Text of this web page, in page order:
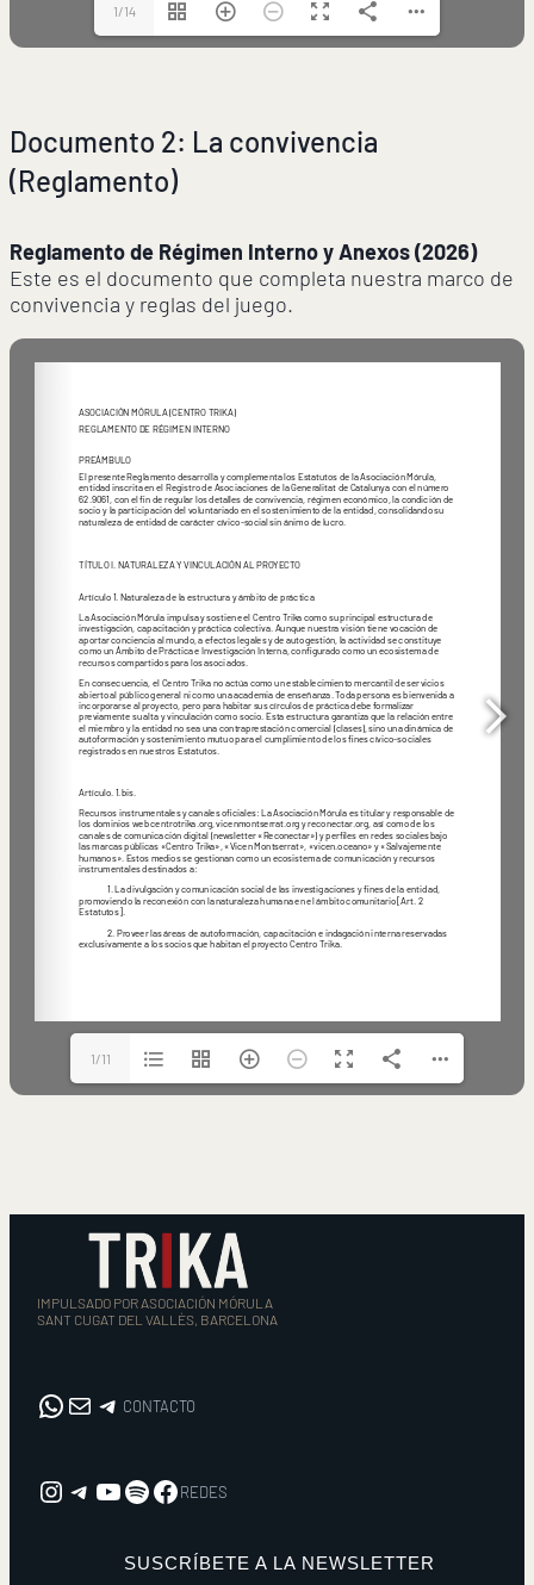
1/14
Documento 2: La convivencia
(Reglamento)
Reglamento de Régimen Interno y Anexos (2026)
Este es el documento que completa nuestra marco de
convivencia y reglas del juego.
1/11
IMPULSADO POR ASOCIACIÓN MÓRULA
SANT CUGAT DEL VALLÈS, BARCELONA
WhatsApp Correo electrónico CONTACTO CONTACTO
Instagram REDES YouTube Spotify Facebook REDES
SUSCRÍBETE A LA NEWSLETTER